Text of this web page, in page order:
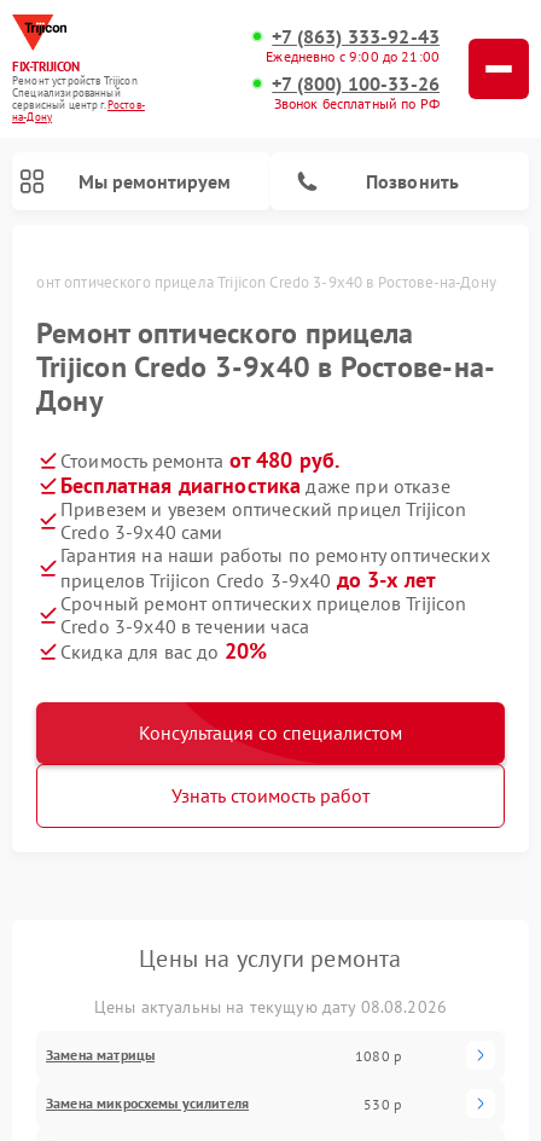
FIX-TRIJICON
Ремонт устройств Trijicon
Специализированный
cервисный центр г.Ростов-
на-Дону
+7 (863) 333-92-43
Ежедневно с 9:00 до 21:00
+7 (800) 100-33-26
Звонок бесплатный по РФ
Мы ремонтируем Позвонить
Ремонт оптического прицела Trijicon Credo 3-9x40 в Ростове-на-Дону
Ремонт оптического прицела
Trijicon Credo 3-9x40 в Ростове-на-
Дону
Стоимость ремонта от 480 руб.
Бесплатная диагностика даже при отказе
Привезем и увезем оптический прицел Trijicon
Credo 3-9x40 сами
Гарантия на наши работы по ремонту оптических
прицелов Trijicon Credo 3-9x40 до 3-х лет
Срочный ремонт оптических прицелов Trijicon
Credo 3-9x40 в течении часа
Скидка для вас до 20%
Консультация со специалистом
Узнать стоимость работ
Цены на услуги ремонта
Цены актуальны на текущую дату 08.08.2026
Замена матрицы 1080 р
Замена микросхемы усилителя 530 р